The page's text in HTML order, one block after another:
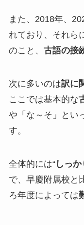
また、2018年、
れており、それら
のこと、 古語の接
次に多いのは訳に
ここでは基本的な
や「な～そ」とい
す。
全体的には“しっか
で、早慶附属校と
ろ年度によっては